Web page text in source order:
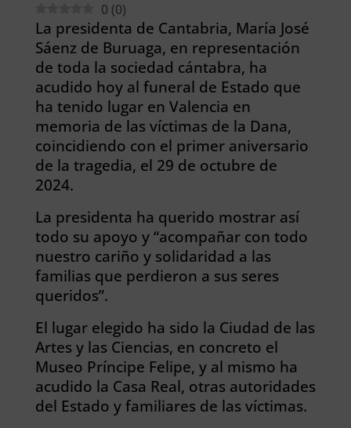
0 (0)
La presidenta de Cantabria, María José
Sáenz de Buruaga, en representación
de toda la sociedad cántabra, ha
acudido hoy al funeral de Estado que
ha tenido lugar en Valencia en
memoria de las víctimas de la Dana,
coincidiendo con el primer aniversario
de la tragedia, el 29 de octubre de
2024.
La presidenta ha querido mostrar así
todo su apoyo y “acompañar con todo
nuestro cariño y solidaridad a las
familias que perdieron a sus seres
queridos”.
El lugar elegido ha sido la Ciudad de las
Artes y las Ciencias, en concreto el
Museo Príncipe Felipe, y al mismo ha
acudido la Casa Real, otras autoridades
del Estado y familiares de las víctimas.